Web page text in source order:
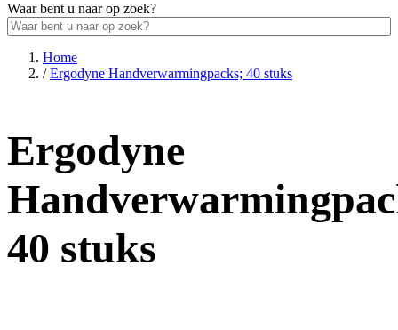
Waar bent u naar op zoek?
Home
/ Ergodyne Handverwarmingpacks; 40 stuks
Ergodyne
40 stuks